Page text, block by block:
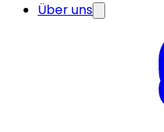
Über uns